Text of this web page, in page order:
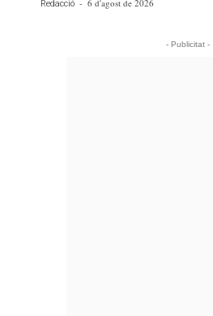
Redacció - 6 d'agost de 2026
- Publicitat -